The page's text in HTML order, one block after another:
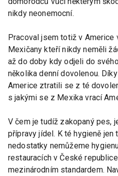
nikdy neonemocní.
Pracoval jsem totiž v Americe
Mexičany kteří nikdy neměli
až do doby kdy odjeli do
několika denní dovolenou.
Americe ztratili se z té
s jakými se z Mexika vrací
V čem je tudíž zakopaný pes,
přípravy jídel. K té hygieně jen
nedostatky nemůžeme
restauracích v České
mezinárodním standardem.